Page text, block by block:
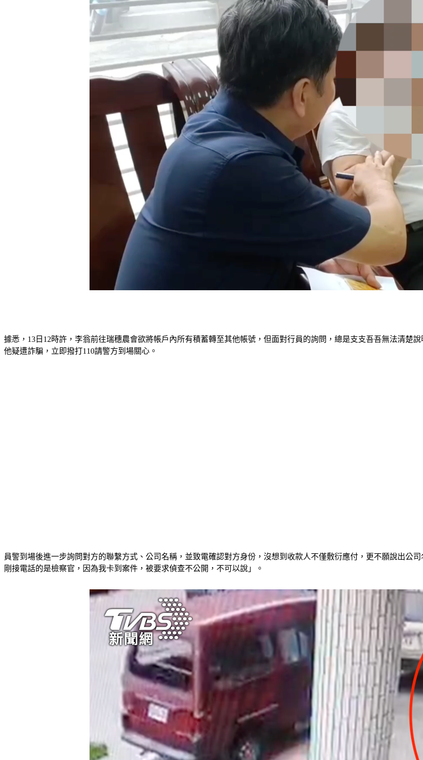
據悉，13日12時許，李翁前往瑞穗農會欲將帳戶內所有積蓄轉至其他帳號，但面對行員的詢問，總是支支吾吾無法清楚
他疑遭詐騙，立即撥打110請警方到場關心。
員警到場後進一步詢問對方的聯繫方式、公司名稱，並致電確認對方身份，沒想到收款人不僅敷衍應付，更不願說出公
剛接電話的是檢察官，因為我卡到案件，被要求偵查不公開，不可以說」。